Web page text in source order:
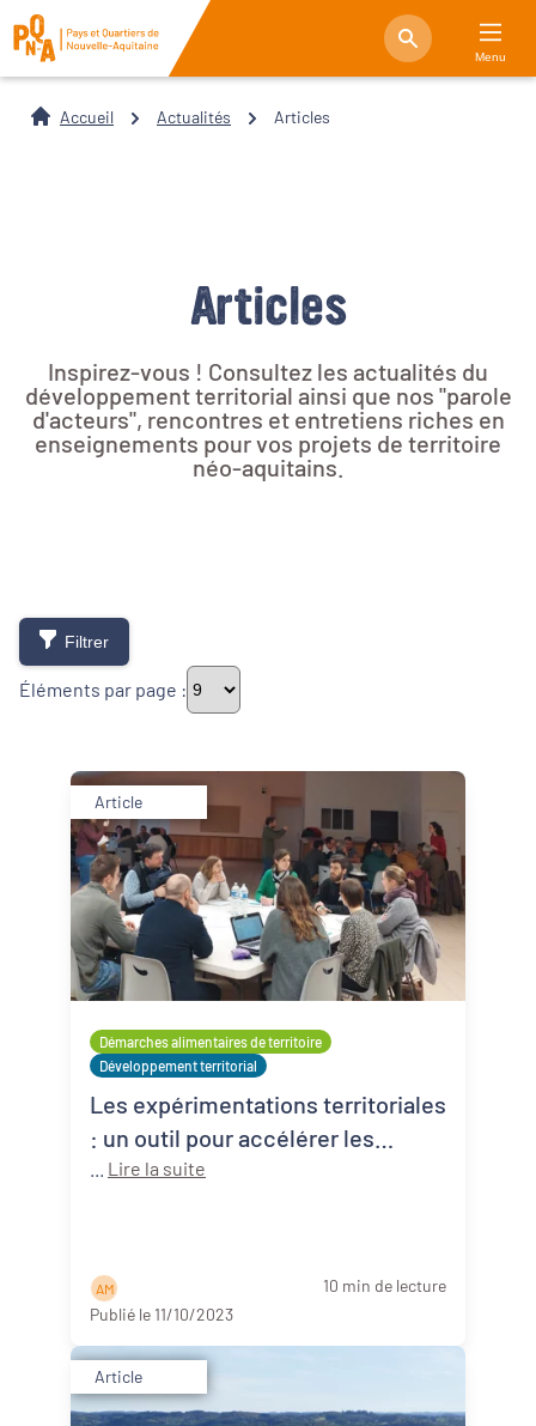
Menu
Accueil Actualités Articles
Articles
Inspirez-vous ! Consultez les actualités du
développement territorial ainsi que nos "parole
d'acteurs", rencontres et entretiens riches en
enseignements pour vos projets de territoire
néo-aquitains.
Filtrer
Éléments par page :
Thématiques
Démarches alimentaires de territoire
Développement territorial
Inclusion numérique
Politique de la ville
centres-villes
Dynamiques territoriales pour l’emploi
Date de publication
Article
Démarches alimentaires de territoire
Développement territorial
Les expérimentations territoriales
: un outil pour accélérer les
projets de filières locales ?
Lire la suite
A M
10 min de lecture
Publié le 11/10/2023
Article